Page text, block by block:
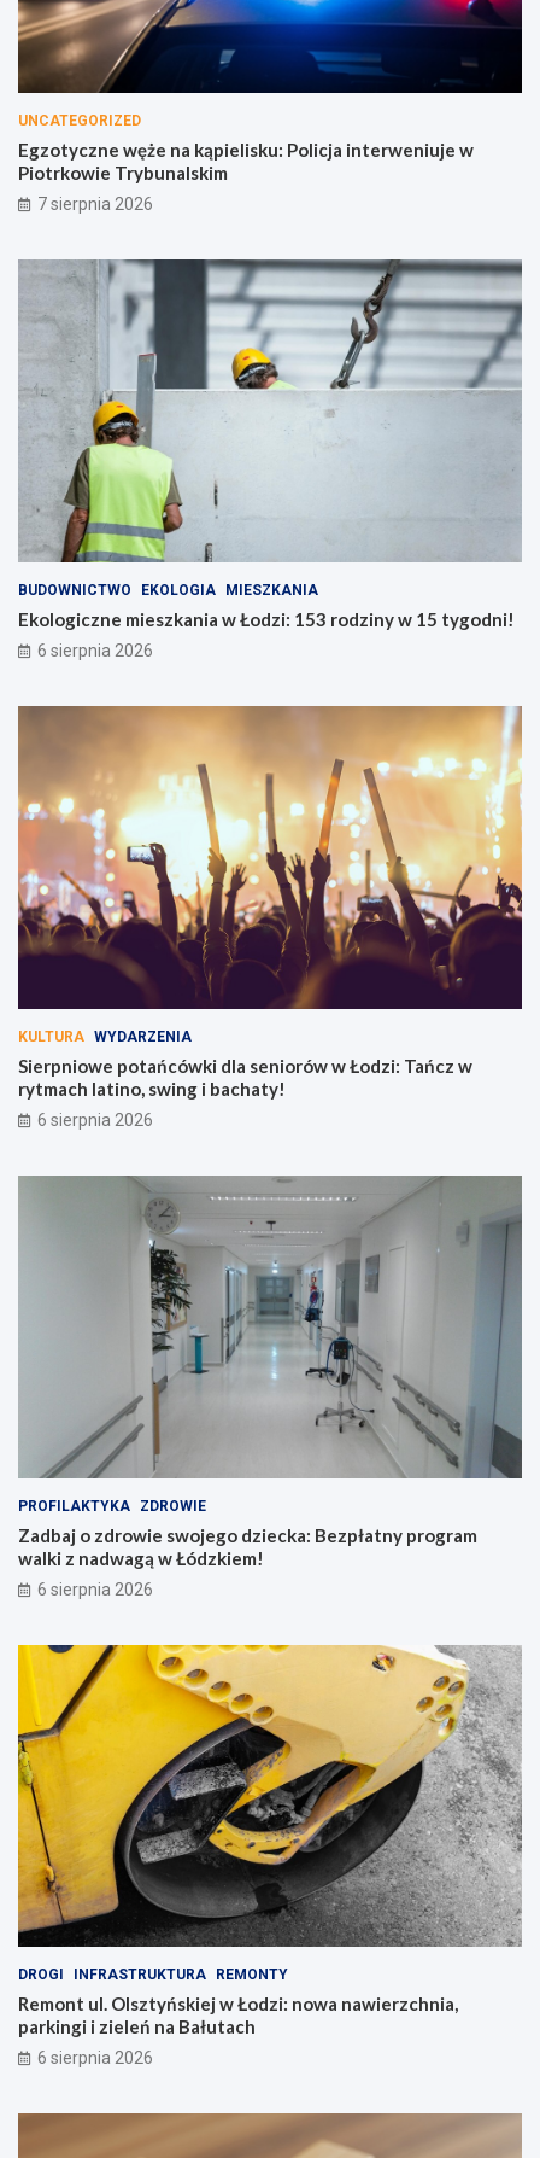
UNCATEGORIZED
Egzotyczne węże na kąpielisku: Policja interweniuje w
Piotrkowie Trybunalskim
7 sierpnia 2026
BUDOWNICTWO EKOLOGIA MIESZKANIA
Ekologiczne mieszkania w Łodzi: 153 rodziny w 15 tygodni!
6 sierpnia 2026
KULTURA WYDARZENIA
Sierpniowe potańcówki dla seniorów w Łodzi: Tańcz w
rytmach latino, swing i bachaty!
6 sierpnia 2026
PROFILAKTYKA ZDROWIE
Zadbaj o zdrowie swojego dziecka: Bezpłatny program
walki z nadwagą w Łódzkiem!
6 sierpnia 2026
DROGI INFRASTRUKTURA REMONTY
Remont ul. Olsztyńskiej w Łodzi: nowa nawierzchnia,
parkingi i zieleń na Bałutach
6 sierpnia 2026